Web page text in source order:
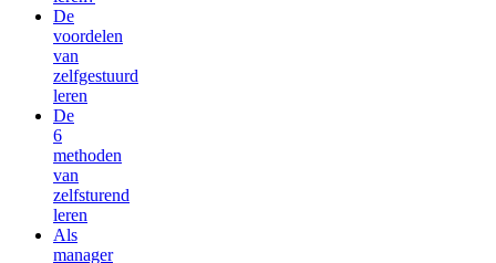
De
voordelen
van
zelfgestuurd
leren
De
6
methoden
van
zelfsturend
leren
Als
manager